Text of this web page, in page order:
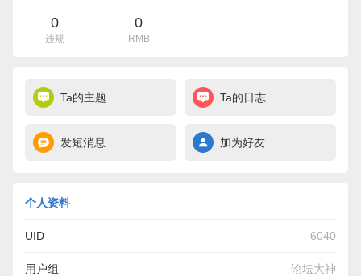
0
违规
0
RMB
Ta的主题 Ta的日志
发短消息 加为好友
个人资料
UID 6040
用户组 论坛大神